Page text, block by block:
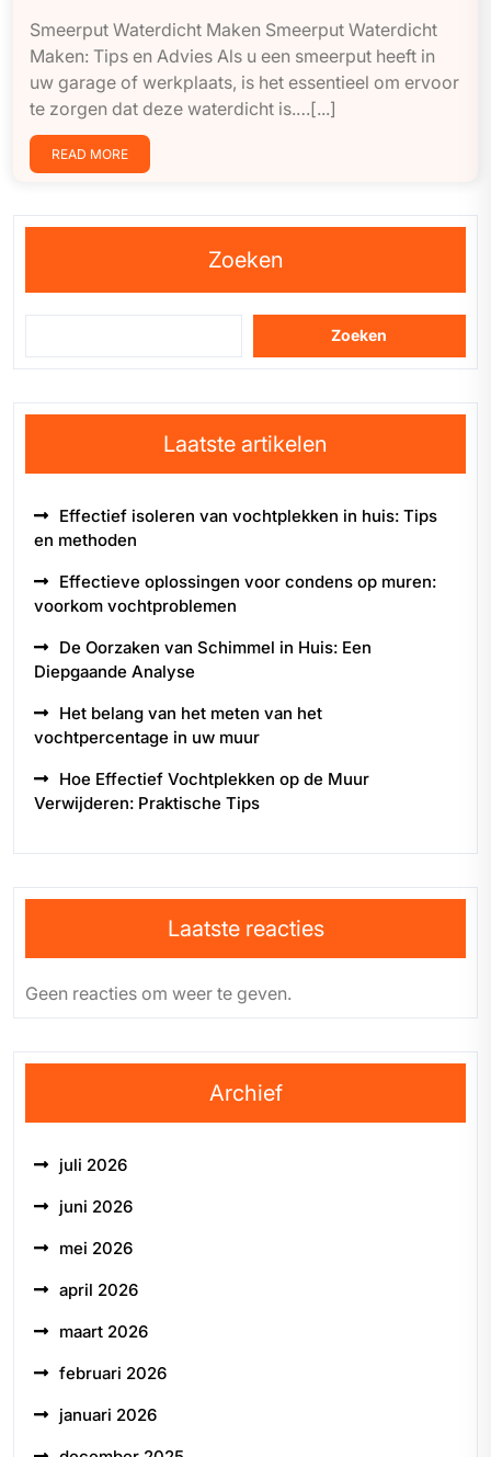
Smeerput Waterdicht Maken Smeerput Waterdicht
Maken: Tips en Advies Als u een smeerput heeft in
uw garage of werkplaats, is het essentieel om ervoor
te zorgen dat deze waterdicht is.…[...]
READ MORE
Zoeken
Zoeken
Laatste artikelen
Effectief isoleren van vochtplekken in huis: Tips
en methoden
Effectieve oplossingen voor condens op muren:
voorkom vochtproblemen
De Oorzaken van Schimmel in Huis: Een
Diepgaande Analyse
Het belang van het meten van het
vochtpercentage in uw muur
Hoe Effectief Vochtplekken op de Muur
Verwijderen: Praktische Tips
Laatste reacties
Geen reacties om weer te geven.
Archief
juli 2026
juni 2026
mei 2026
april 2026
maart 2026
februari 2026
januari 2026